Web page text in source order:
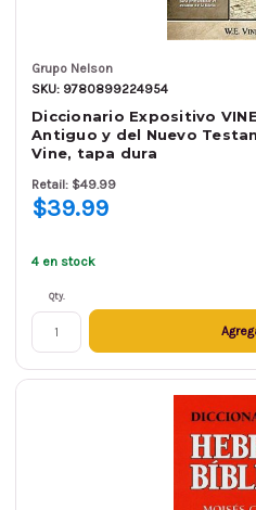
Grupo Nelson
SKU: 9780899224954
Diccionario Expositivo
Antiguo y del Nuevo
Vine, tapa dura
Retail: $49.99
$39.99
4 en stock
Qty.